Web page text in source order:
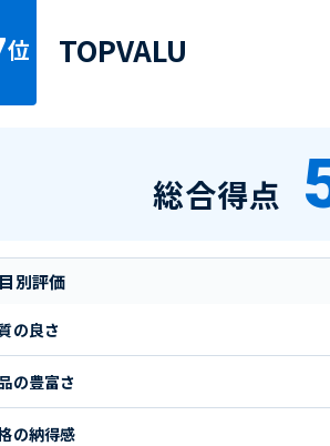
位 TOPVALU
総合得点
別評価
の良さ
の豊富さ
の納得感